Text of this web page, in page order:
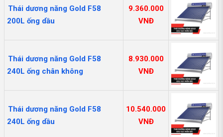
Thái dương năng Gold F58
200L ống dầu
9.360.000
VNĐ
Thái dương năng Gold F58
240L ống chân không
8.930.000
VNĐ
Thái dương năng Gold F58
240L ống dầu
10.540.000
VNĐ